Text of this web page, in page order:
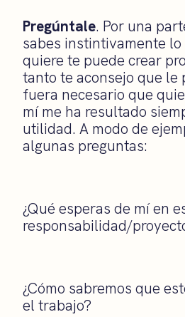
Pregúntale. Por una
sabes instintivamente
quiere te puede crear
tanto te aconsejo que le
fuera necesario que
mí me ha resultado
utilidad. A modo de
algunas preguntas:
¿Qué esperas de mí en
responsabilidad/
¿Cómo sabremos que
el trabajo?